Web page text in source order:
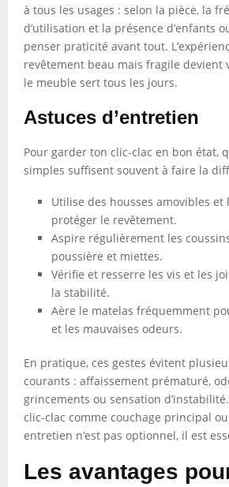
à tous les usages : selon la pièce, la
d’utilisation et la présence d’enfants
penser praticité avant tout.
revêtement beau mais fragile devient
le meuble sert tous les jours.
Astuces d’entretien
Pour garder ton clic-clac en bon état,
simples suffisent souvent à faire la
Utilise des housses amovibles et
protéger le revêtement.
Aspire régulièrement les
poussière et miettes.
Vérifie et resserre les vis et les
la stabilité.
Aère le matelas fréquemment
et les mauvaises odeurs.
En pratique, ces gestes évitent
courants : affaissement prématuré,
grincements ou sensation
clic-clac comme couchage principal
entretien n’est pas optionnel, il est
Les avantages